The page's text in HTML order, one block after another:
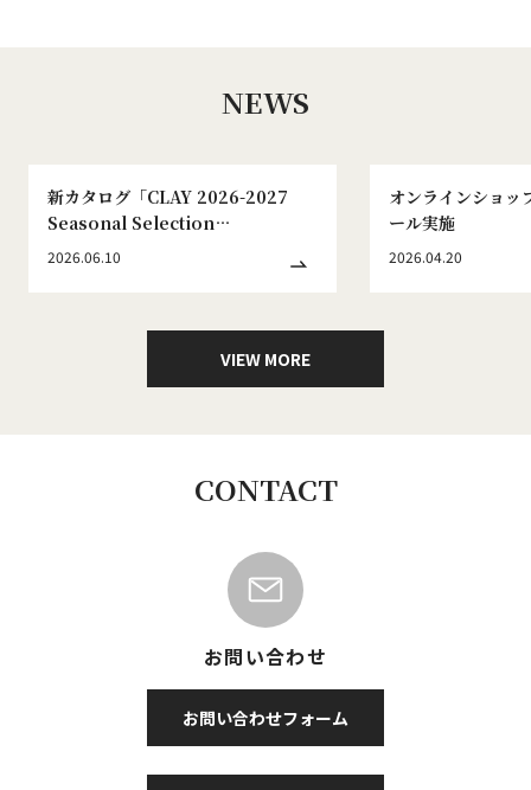
NEWS
新カタログ「CLAY 2026-2027
Seasonal Selection
WINTER&SPRING No.186」発刊
2026.06.10
オンラインショッ
ール実施
2026.04.20
VIEW MORE
CONTACT
お問い合わせ
お問い合わせフォーム